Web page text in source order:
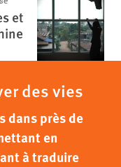
et
des vies
dans près de
en
à traduire